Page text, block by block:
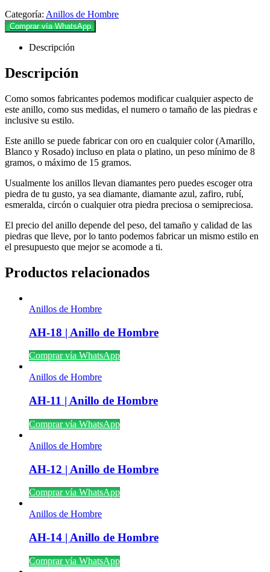
Categoría: Anillos de Hombre
Comprar vía WhatsApp
Descripción
Descripción
Como somos fabricantes podemos modificar cualquier aspecto de
este anillo, como sus medidas, el numero o tamaño de las piedras e
inclusive su estilo.
Este anillo se puede fabricar con oro en cualquier color (Amarillo,
Blanco y Rosado) incluso en plata o platino, un peso mínimo de 8
gramos, o máximo de 15 gramos.
Usualmente los anillos llevan diamantes pero puedes escoger otra
piedra de tu gusto, ya sea diamante, diamante azul, zafiro, rubí,
esmeralda, circón o cualquier otra piedra preciosa o semipreciosa.
El precio del anillo depende del peso, del tamaño y calidad de las
piedras que lleve, por lo tanto podemos fabricar un mismo estilo en
el presupuesto que mejor se acomode a ti.
Productos relacionados
Anillos de Hombre
AH-18 | Anillo de Hombre
Comprar vía WhatsApp
Anillos de Hombre
AH-11 | Anillo de Hombre
Comprar vía WhatsApp
Anillos de Hombre
AH-12 | Anillo de Hombre
Comprar vía WhatsApp
Anillos de Hombre
AH-14 | Anillo de Hombre
Comprar vía WhatsApp